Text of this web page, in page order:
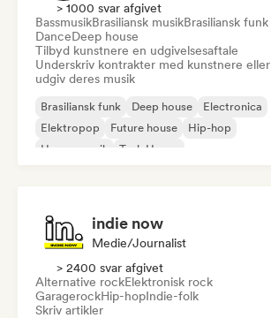
> 1000 svar afgivet
BassmusikBrasiliansk musikBrasiliansk funk
DanceDeep house
Tilbyd kunstnere en udgivelsesaftale
Underskriv kontrakter med kunstnere eller
udgiv deres musik
Brasiliansk funk Deep house
Electronica
Elektropop
Future house
Hip-hop
House-musik
Tech House
indie now
Medie/journalist
> 2400 svar afgivet
Alternative rockElektronisk rock
GaragerockHip-hopIndie-folk
Skriv artikler